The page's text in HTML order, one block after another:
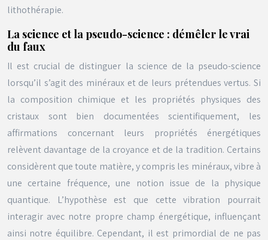
lithothérapie.
La science et la pseudo-science : démêler le vrai
du faux
Il est crucial de distinguer la science de la pseudo-science
lorsqu’il s’agit des minéraux et de leurs prétendues vertus. Si
la composition chimique et les propriétés physiques des
cristaux sont bien documentées scientifiquement, les
affirmations concernant leurs propriétés énergétiques
relèvent davantage de la croyance et de la tradition. Certains
considèrent que toute matière, y compris les minéraux, vibre à
une certaine fréquence, une notion issue de la physique
quantique. L’hypothèse est que cette vibration pourrait
interagir avec notre propre champ énergétique, influençant
ainsi notre équilibre. Cependant, il est primordial de ne pas